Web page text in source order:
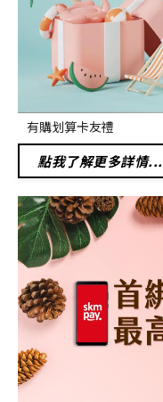
有購划算卡友禮
點我了解更多詳情...